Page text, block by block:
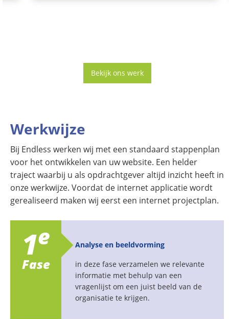
Bekijk ons werk
Werkwijze
Bij Endless werken wij met een standaard stappenplan
voor het ontwikkelen van uw website. Een helder
traject waarbij u als opdrachtgever altijd inzicht heeft in
onze werkwijze. Voordat de internet applicatie wordt
gerealiseerd maken wij eerst een internet projectplan.
1e
Fase
Analyse en beeldvorming
in deze fase verzamelen we relevante
informatie met behulp van een
vragenlijst om een juist beeld van de
organisatie te krijgen.